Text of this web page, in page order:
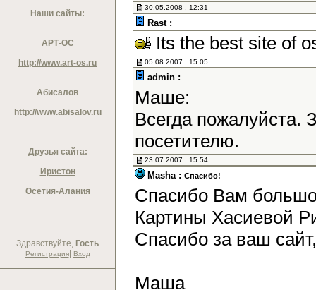
Наши сайты:
АРТ-ОС
http://www.art-os.ru
Абисалов
http://www.abisalov.ru
Друзья сайта:
Иристон
Осетия-Алания
Здравствуйте, Гость
Регистрация| Вход
30.05.2008 , 12:31
Rast :
Its the best site of
05.08.2007 , 15:05
admin :
Маше:
Всегда
посетителю.
23.07.2007 , 15:54
Masha : Спасибо!
Спасибо Вам
Картины Хасиевой
Спасибо за ваш
Маша